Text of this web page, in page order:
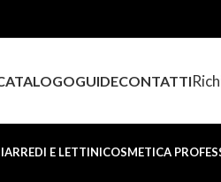
GUIDECONTATTI
ARREDI E LETTINICOSMETICA